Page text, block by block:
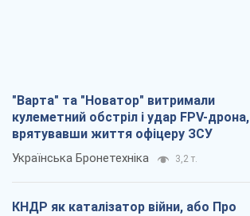
"Варта" та "Новатор" витримали
кулеметний обстріл і удар FPV-дрона,
врятувавши життя офіцеру ЗСУ
Українська Бронетехніка 3,2 т.
КНДР як каталізатор війни, або Про